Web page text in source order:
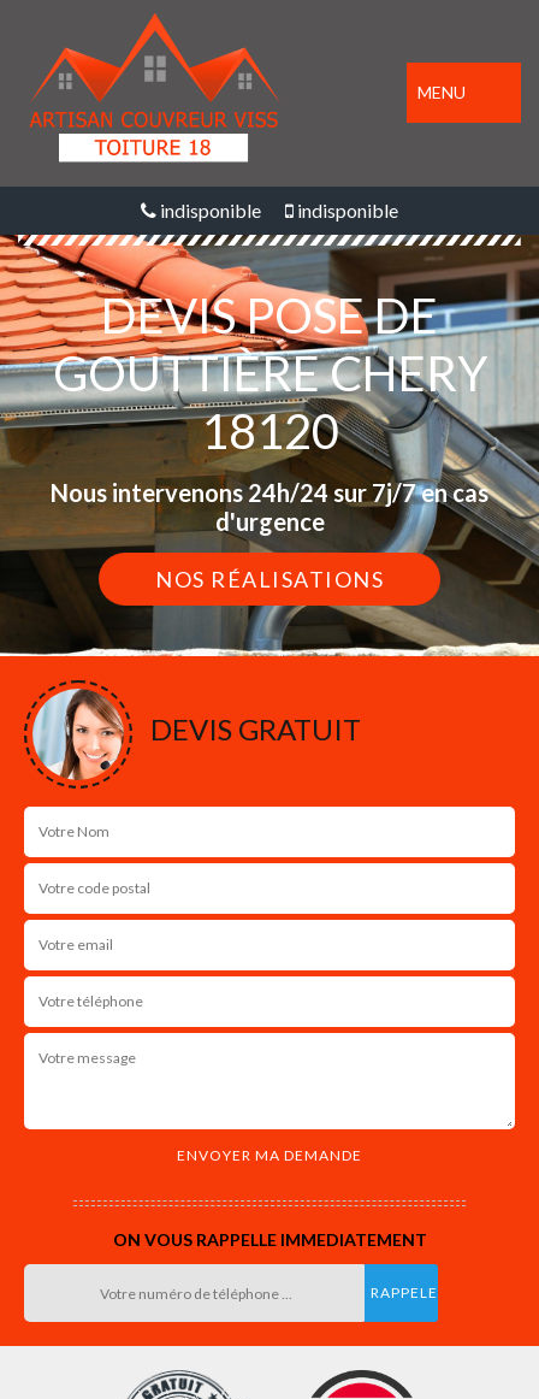
MENU
indisponible indisponible
DEVIS POSE DE
GOUTTIÈRE CHERY
18120
Nous intervenons 24h/24 sur 7j/7 en cas
d'urgence
NOS RÉALISATIONS
DEVIS GRATUIT
ON VOUS RAPPELLE IMMEDIATEMENT